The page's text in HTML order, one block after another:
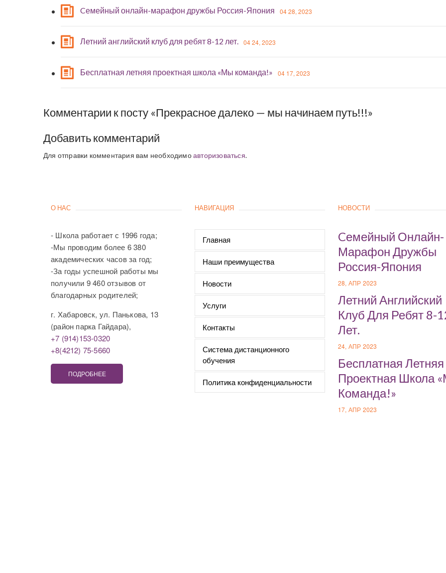
Cемейный онлайн-марафон дружбы Россия-Япония 04 28, 2023
Летний английский клуб для ребят 8-12 лет. 04 24, 2023
Бесплатная летняя проектная школа «Мы команда!» 04 17, 2023
Комментарии к посту «Прекрасное далеко — мы начинаем путь!!!»
Добавить комментарий
Для отправки комментария вам необходимоавторизоваться.
О НАС
- Школа работает с 1996 года;
-Мы проводим более 6 380
академических часов за год;
-За годы успешной работы мы
получили 9 460 отзывов от
благодарных родителей;
г. Хабаровск, ул. Панькова, 13
(район парка Гайдара),
+7 (914)153-0320
+8(4212) 75-5660
ПОДРОБНЕЕ
НАВИГАЦИЯ
Главная
Наши преимущества
Новости
Услуги
Контакты
Система дистанционного
обучения
Политика конфиденциальности
НОВОСТИ
Cемейный Онлайн-
Марафон Дружбы
Россия-Япония
28, АПР 2023
Летний Английский
Клуб Для Ребят 8-
Лет.
24, АПР 2023
Бесплатная Летняя
Проектная Школа
Команда!»
17, АПР 2023